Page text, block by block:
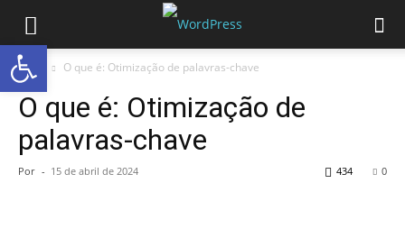
Início O que é: Otimização de palavras-chave
O que é: Otimização de
palavras-chave
Por - 15 de abril de 2024 0
434
Abrir a barra de ferramentas